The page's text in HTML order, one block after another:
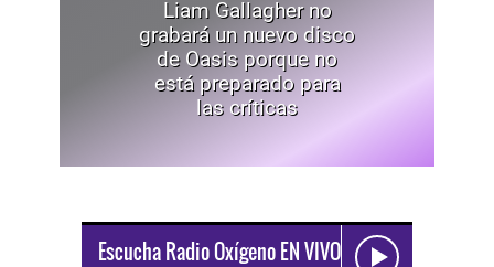
Liam Gallagher no
grabará un nuevo disco
de Oasis porque no
está preparado para
las críticas
Escucha Radio Oxígeno EN VIVO